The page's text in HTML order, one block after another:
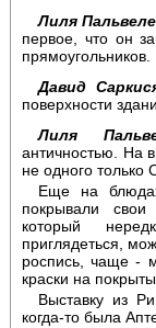
Лиля
первое, что он
прямоугольников.
Давид
поверхности
Лиля
античностью. На
не одного только
Еще на
покрывали
который
приглядеться,
роспись, чаще -
краски на
Выставку из
когда-то была